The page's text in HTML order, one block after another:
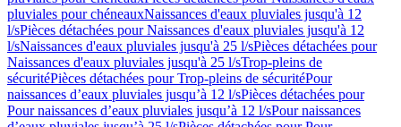
pluviales pour chéneauxNaissances d'eaux pluviales jusqu'à 12
l/sPièces détachées pour Naissances d'eaux pluviales jusqu'à 12
l/sNaissances d'eaux pluviales jusqu'à 25 l/sPièces détachées pour
Naissances d'eaux pluviales jusqu'à 25 l/sTrop-pleins de
sécuritéPièces détachées pour Trop-pleins de sécuritéPour
naissances d’eaux pluviales jusqu’à 12 l/sPièces détachées pour
Pour naissances d’eaux pluviales jusqu’à 12 l/sPour naissances